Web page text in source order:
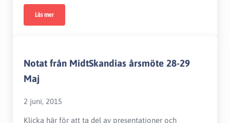
Läs merPresentationer och dokument
Notat från MidtSkandias årsmöte 28-29
Maj
2 juni, 2015
Klicka här för att ta del av presentationer och